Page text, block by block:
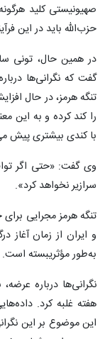
صهیونیستی کلید
حزب‌الله باید در این
گفت که نگرانی‌ها
تنگه هرمز، در حال
را کند کرده و به این
با کندی بیشتری پیش
وی گفت: «حتی اگر
سرازیر نخواهد کرد».
تنگه هرمز مجرایی
و ایران از زمان آغاز
به‌طور مؤثریبسته است.
نگرانی‌ها درباره
هفته غلبه کرد.
این موضوع بر این